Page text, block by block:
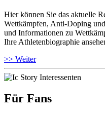
Hier können Sie das aktuelle
Wettkämpfen, Anti-Doping
und Informationen zu
Ihre Athletenbiographie
>> Weiter
Für Fans